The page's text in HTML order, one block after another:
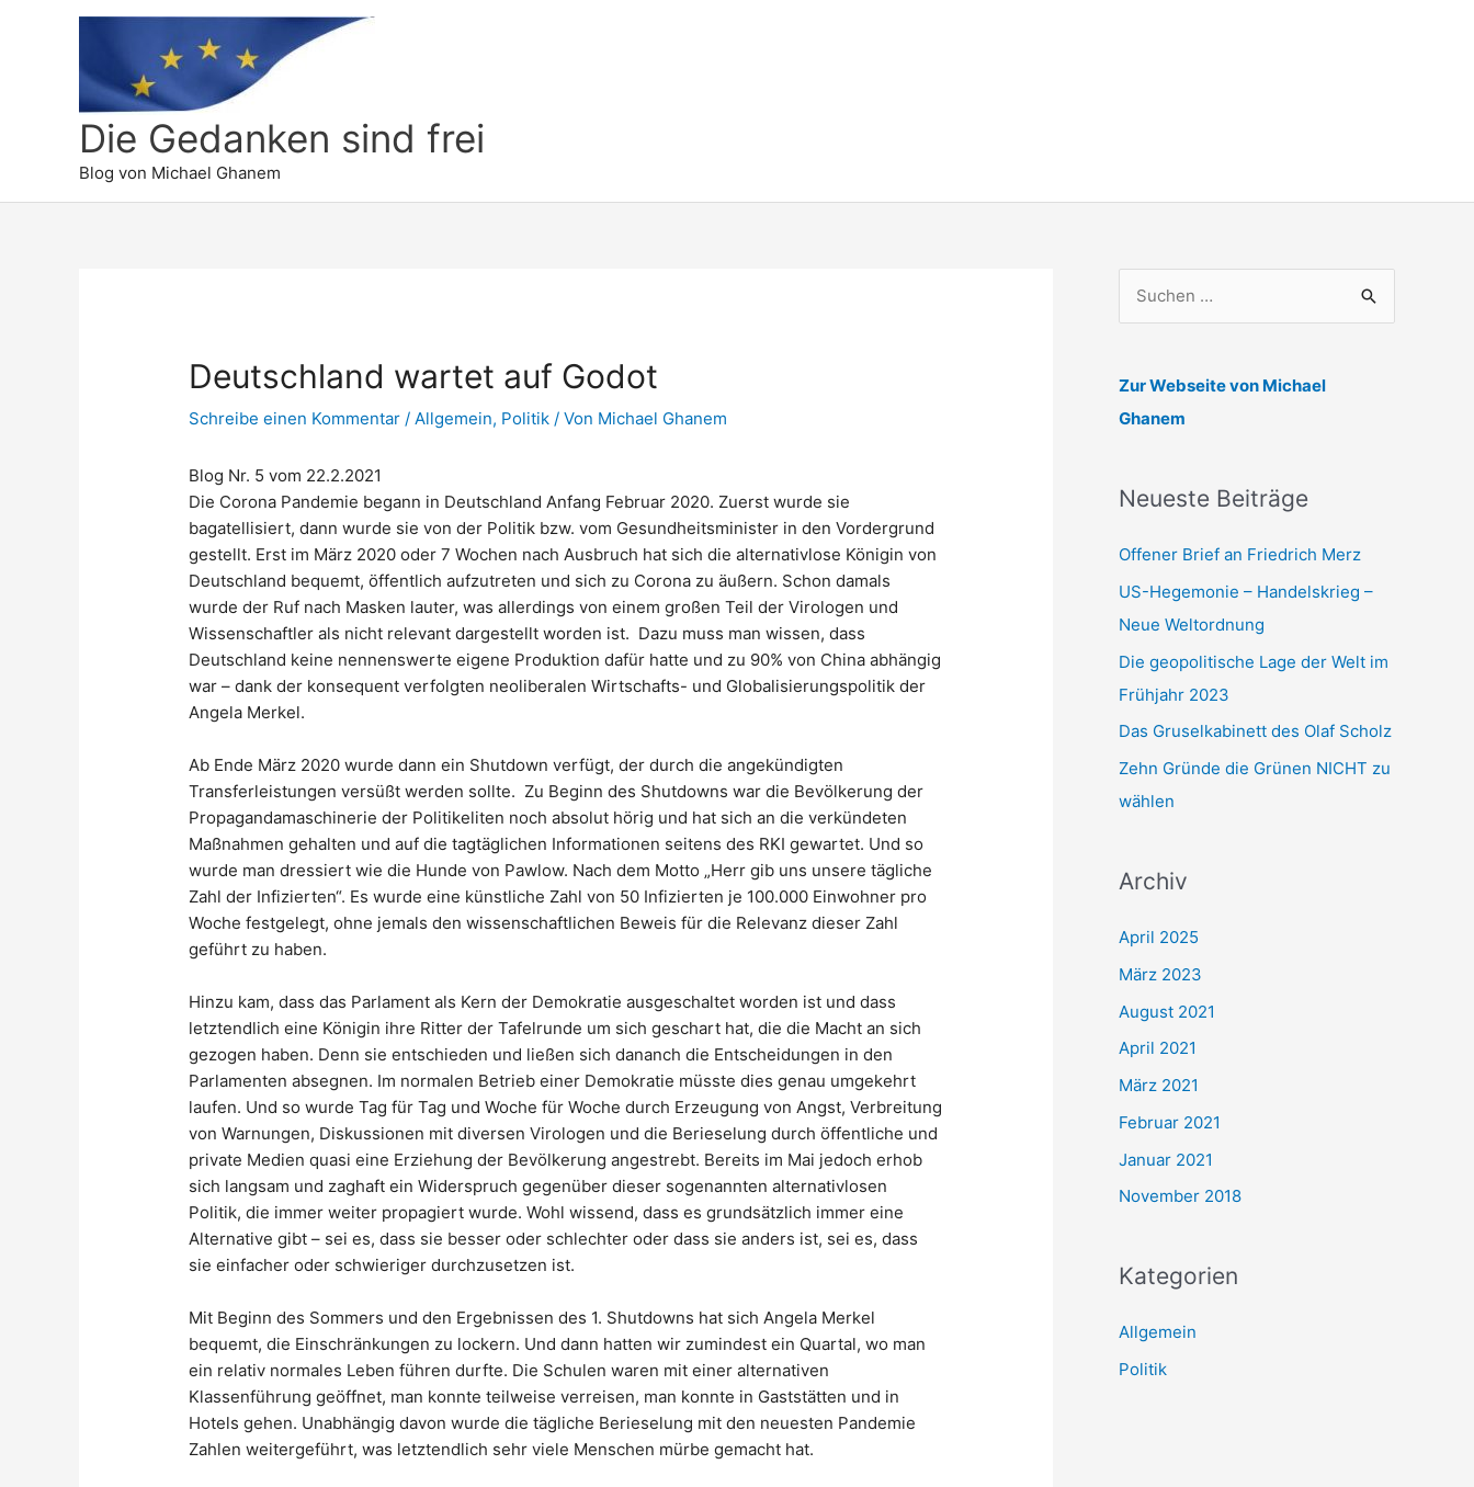
Die Gedanken sind frei
Blog von Michael Ghanem
Deutschland wartet auf Godot
Schreibe einen Kommentar /Allgemein, Politik / Von Michael Ghanem
Blog Nr. 5 vom 22.2.2021
Die Corona Pandemie begann in Deutschland Anfang Februar 2020. Zuerst wurde sie
bagatellisiert, dann wurde sie von der Politik bzw. vom Gesundheitsminister in den Vordergrund
gestellt. Erst im März 2020 oder 7 Wochen nach Ausbruch hat sich die alternativlose Königin von
Deutschland bequemt, öffentlich aufzutreten und sich zu Corona zu äußern. Schon damals
wurde der Ruf nach Masken lauter, was allerdings von einem großen Teil der Virologen und
Wissenschaftler als nicht relevant dargestellt worden ist. Dazu muss man wissen, dass
Deutschland keine nennenswerte eigene Produktion dafür hatte und zu 90% von China abhängig
war – dank der konsequent verfolgten neoliberalen Wirtschafts- und Globalisierungspolitik der
Angela Merkel.
Ab Ende März 2020 wurde dann ein Shutdown verfügt, der durch die angekündigten
Transferleistungen versüßt werden sollte. Zu Beginn des Shutdowns war die Bevölkerung der
Propagandamaschinerie der Politikeliten noch absolut hörig und hat sich an die verkündeten
Maßnahmen gehalten und auf die tagtäglichen Informationen seitens des RKI gewartet. Und so
wurde man dressiert wie die Hunde von Pawlow. Nach dem Motto „Herr gib uns unsere tägliche
Zahl der Infizierten“. Es wurde eine künstliche Zahl von 50 Infizierten je 100.000 Einwohner pro
Woche festgelegt, ohne jemals den wissenschaftlichen Beweis für die Relevanz dieser Zahl
geführt zu haben.
Hinzu kam, dass das Parlament als Kern der Demokratie ausgeschaltet worden ist und dass
letztendlich eine Königin ihre Ritter der Tafelrunde um sich geschart hat, die die Macht an sich
gezogen haben. Denn sie entschieden und ließen sich dananch die Entscheidungen in den
Parlamenten absegnen. Im normalen Betrieb einer Demokratie müsste dies genau umgekehrt
laufen. Und so wurde Tag für Tag und Woche für Woche durch Erzeugung von Angst, Verbreitung
von Warnungen, Diskussionen mit diversen Virologen und die Berieselung durch öffentliche und
private Medien quasi eine Erziehung der Bevölkerung angestrebt. Bereits im Mai jedoch erhob
sich langsam und zaghaft ein Widerspruch gegenüber dieser sogenannten alternativlosen
Politik, die immer weiter propagiert wurde. Wohl wissend, dass es grundsätzlich immer eine
Alternative gibt – sei es, dass sie besser oder schlechter oder dass sie anders ist, sei es, dass
sie einfacher oder schwieriger durchzusetzen ist.
Mit Beginn des Sommers und den Ergebnissen des 1. Shutdowns hat sich Angela Merkel
bequemt, die Einschränkungen zu lockern. Und dann hatten wir zumindest ein Quartal, wo man
ein relativ normales Leben führen durfte. Die Schulen waren mit einer alternativen
Klassenführung geöffnet, man konnte teilweise verreisen, man konnte in Gaststätten und in
Hotels gehen. Unabhängig davon wurde die tägliche Berieselung mit den neuesten Pandemie
Zahlen weitergeführt, was letztendlich sehr viele Menschen mürbe gemacht hat.
h
e
a
c
Zur Webseite von Michael
Ghanem
Neueste Beiträge
Offener Brief an Friedrich Merz
US-Hegemonie – Handelskrieg –
Neue Weltordnung
Die geopolitische Lage der Welt im
Frühjahr 2023
Das Gruselkabinett des Olaf Scholz
Zehn Gründe die Grünen NICHT zu
wählen
Archiv
April 2025
März 2023
August 2021
April 2021
März 2021
Februar 2021
Januar 2021
November 2018
Kategorien
Allgemein
Politik